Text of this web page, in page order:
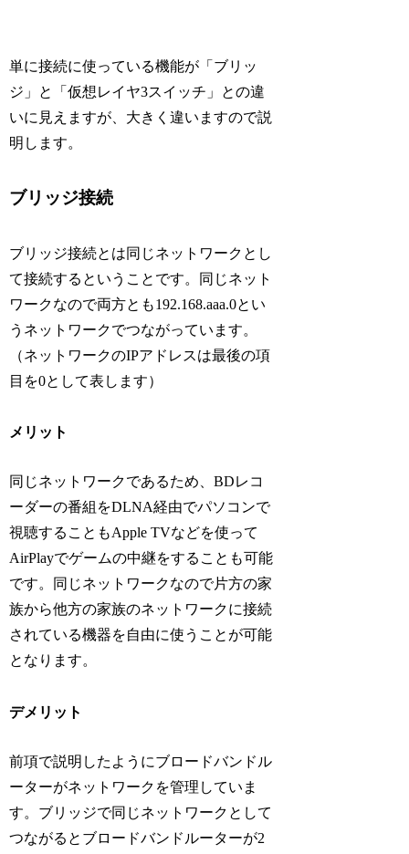
単に接続に使っている機能が「ブリッ
ジ」と「仮想レイヤ3スイッチ」との違
いに見えますが、大きく違いますので説
明します。
ブリッジ接続
ブリッジ接続とは同じネットワークとし
て接続するということです。同じネット
ワークなので両方とも192.168.aaa.0とい
うネットワークでつながっています。
（ネットワークのIPアドレスは最後の項
目を0として表します）
メリット
同じネットワークであるため、BDレコ
ーダーの番組をDLNA経由でパソコンで
視聴することもApple TVなどを使って
AirPlayでゲームの中継をすることも可能
です。同じネットワークなので片方の家
族から他方の家族のネットワークに接続
されている機器を自由に使うことが可能
となります。
デメリット
前項で説明したようにブロードバンドル
ーターがネットワークを管理していま
す。ブリッジで同じネットワークとして
つながるとブロードバンドルーターが2